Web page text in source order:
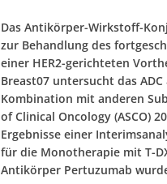
Das Antikörper-Wirkstoff-
zur Behandlung des
einer HER2-gerichteten
Breast07 untersucht das
Kombination mit anderen
of Clinical Oncology (ASCO)
Ergebnisse einer
für die Monotherapie mit T-
Antikörper Pertuzumab